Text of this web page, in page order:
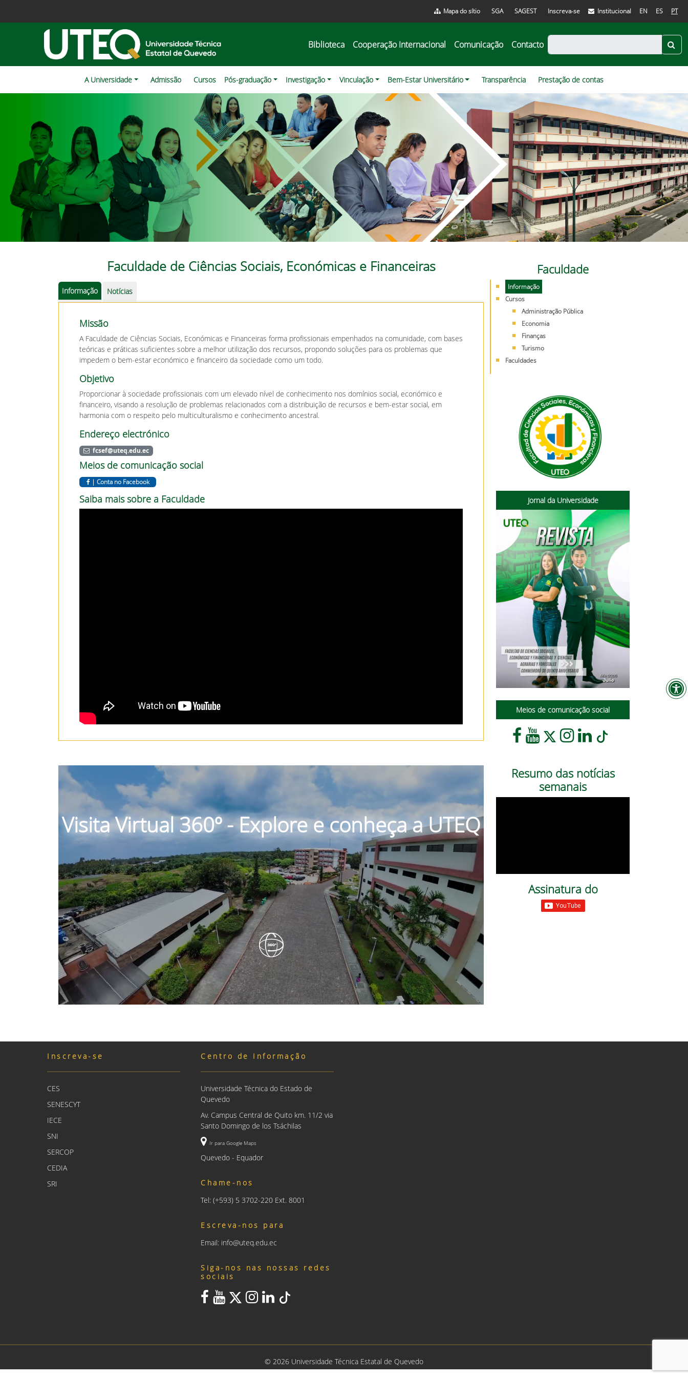
Mapa do sítio SGA SAGEST Inscreva-se Institucional EN ES PT
Biblioteca Cooperação Internacional Comunicação Contacto
A Universidade Admissão Cursos Pós-graduação Investigação Vinculação Bem-Estar Universitário Transparência Prestação de contas
Faculdade de Ciências Sociais, Económicas e Financeiras
Informação Notícias
Missão
A Faculdade de Ciências Sociais, Económicas e Financeiras forma profissionais empenhados na comunidade, com bases
teóricas e práticas suficientes sobre a melhor utilização dos recursos, propondo soluções para os problemas que
impedem o bem-estar económico e financeiro da sociedade como um todo.
Objetivo
Proporcionar à sociedade profissionais com um elevado nível de conhecimento nos domínios social, económico e
financeiro, visando a resolução de problemas relacionados com a distribuição de recursos e bem-estar social, em
harmonia com o respeito pelo multiculturalismo e conhecimento ancestral.
Endereço electrónico
fcsef@uteq.edu.ec
Meios de comunicação social
| Conta no Facebook
Saiba mais sobre a Faculdade
Visita Virtual 360º - Explore e conheça a UTEQ
Faculdade
Informação
Cursos
Administração Pública
Economia
Finanças
Turismo
Faculdades
Jornal da Universidade
Meios de comunicação social
Resumo das notícias
semanais
Assinatura do
Inscreva-se
CES
SENESCYT
IECE
SNI
SERCOP
CEDIA
SRI
Centro de Informação
Universidade Técnica do Estado de
Quevedo
Av. Campus Central de Quito km. 11/2 via
Santo Domingo de los Tsáchilas
Ir para Google Maps
Quevedo - Equador
Chame-nos
Tel: (+593) 5 3702-220 Ext. 8001
Escreva-nos para
Email: info@uteq.edu.ec
Siga-nos nas nossas redes
sociais
© 2026 Universidade Técnica Estatal de Quevedo